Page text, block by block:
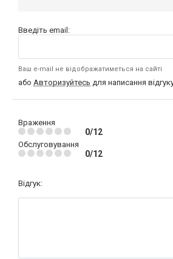
Введіть email:
Ваш e-mail не відображатиметься на сайті
або Авторизуйтесь для написання
Враження
0/12
Обслуговування
0/12
Відгук: